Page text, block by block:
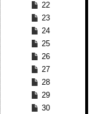
22
23
24
25
26
27
28
29
30